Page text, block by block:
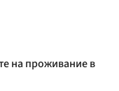
на проживание в